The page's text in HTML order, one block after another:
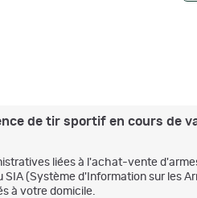
de tir sportif en cours de
liées à l'achat-vente
(Système d'Information sur les
à votre domicile.